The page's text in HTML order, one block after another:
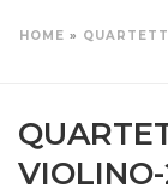
HOME »